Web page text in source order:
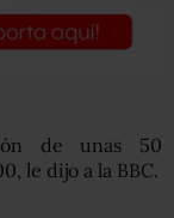
de unas 50
le dijo a la BBC.